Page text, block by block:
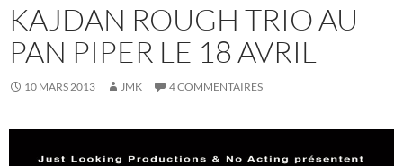
KAJDAN ROUGH TRIO AU
PAN PIPER LE 18 AVRIL
10 MARS 2013 JMK 4 COMMENTAIRES